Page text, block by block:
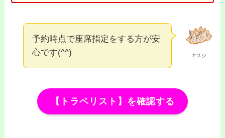
キスジ
予約時点で座席指定をする方が安
心です(^^)
【トラベリスト】を確認する